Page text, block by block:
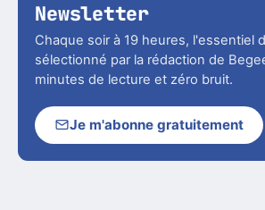
Newsletter
Chaque soir à 19 heures, l'essentiel
sélectionné par la rédaction de
minutes de lecture et zéro bruit.
Je m'abonne gratuitement